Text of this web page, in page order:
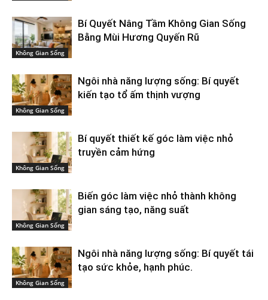
Không Gian Sống
Bí Quyết Nâng Tầm Không Gian Sống
Bằng Mùi Hương Quyến Rũ
Không Gian Sống
Ngôi nhà năng lượng sống: Bí quyết
kiến tạo tổ ấm thịnh vượng
Không Gian Sống
Bí quyết thiết kế góc làm việc nhỏ
truyền cảm hứng
Không Gian Sống
Biến góc làm việc nhỏ thành không
gian sáng tạo, năng suất
Không Gian Sống
Ngôi nhà năng lượng sống: Bí quyết tái
tạo sức khỏe, hạnh phúc.